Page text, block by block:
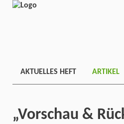
AKTUELLES HEFT ARTIKEL
„Vorschau &